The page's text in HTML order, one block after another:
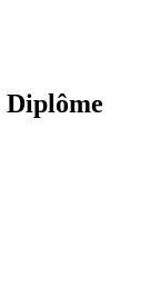
Diplôme